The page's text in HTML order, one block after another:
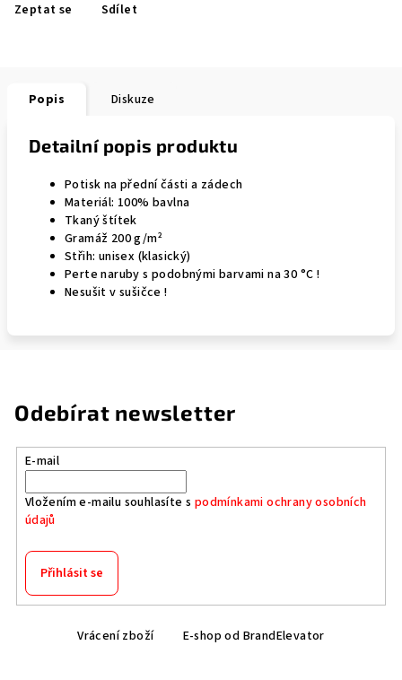
Zeptat se Sdílet
Popis Diskuze
Detailní popis produktu
Potisk na přední části a zádech
Materiál: 100% bavlna
Tkaný štítek
Gramáž 200 g/m²
Střih: unisex (klasický)
Perte naruby s podobnými barvami na 30 °C !
Nesušit v sušičce !
Odebírat newsletter
E-mail
Vložením e-mailu souhlasíte s podmínkami ochrany osobních
údajů
Přihlásit se
Vrácení zboží E-shop od BrandElevator